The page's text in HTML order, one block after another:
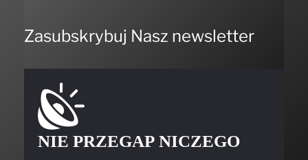
Zasubskrybuj Nasz newsletter
NIE PRZEGAP NICZEGO